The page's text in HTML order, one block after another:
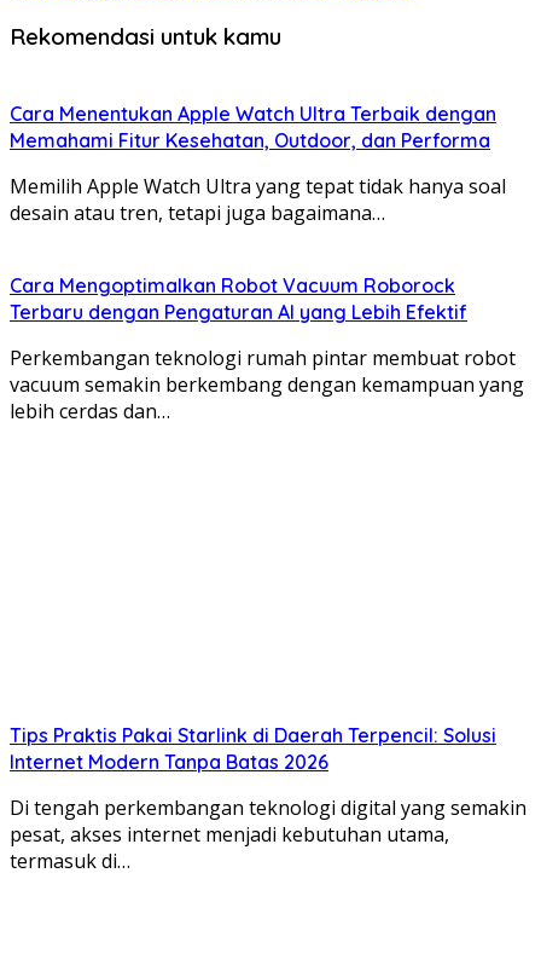
Rekomendasi untuk kamu
Cara Menentukan Apple Watch Ultra Terbaik dengan
Memahami Fitur Kesehatan, Outdoor, dan Performa
Memilih Apple Watch Ultra yang tepat tidak hanya soal
desain atau tren, tetapi juga bagaimana…
Cara Mengoptimalkan Robot Vacuum Roborock
Terbaru dengan Pengaturan AI yang Lebih Efektif
Perkembangan teknologi rumah pintar membuat robot
vacuum semakin berkembang dengan kemampuan yang
lebih cerdas dan…
Tips Praktis Pakai Starlink di Daerah Terpencil: Solusi
Internet Modern Tanpa Batas 2026
Di tengah perkembangan teknologi digital yang semakin
pesat, akses internet menjadi kebutuhan utama,
termasuk di…